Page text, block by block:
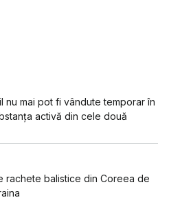
nu mai pot fi vândute temporar în
activă din cele două
rachete balistice din Coreea de